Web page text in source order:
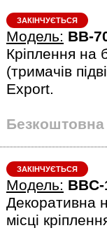
ЗАКІНЧУЄТЬСЯ
Модель: BB-
Кріплення на
(тримачів
Export.
Безкоштовна
ЗАКІНЧУЄТЬСЯ
Модель:
Декоративна
місці